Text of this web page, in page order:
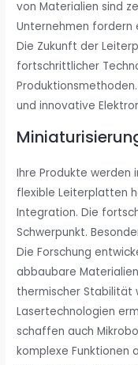
von Materialien sind
Unternehmen fordern
Die Zukunft der
fortschrittlicher
und innovative
Ihre Produkte werden
flexible Leiterplatten
Integration. Die
Schwerpunkt.
Die Forschung
abbaubare
thermischer Stabilität
Lasertechnologien
schaffen auch
komplexe Funktionen